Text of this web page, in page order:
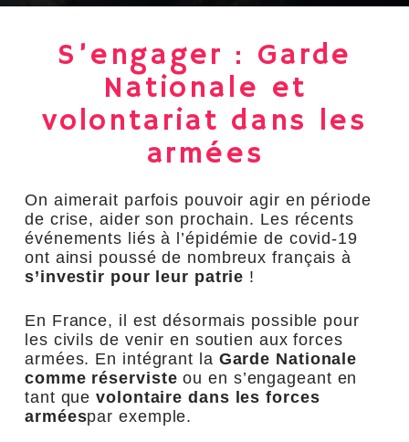
S’engager : Garde
Nationale et
volontariat dans les
armées
On aimerait parfois pouvoir agir en période
de crise, aider son prochain. Les récents
événements liés à l’épidémie de covid-19
ont ainsi poussé de nombreux français à
s’investir pour leur patrie !
En France, il est désormais possible pour
les civils de venir en soutien aux forces
armées. En intégrant la Garde Nationale
comme réserviste ou en s’engageant en
tant que volontaire dans les forces
arméespar exemple.